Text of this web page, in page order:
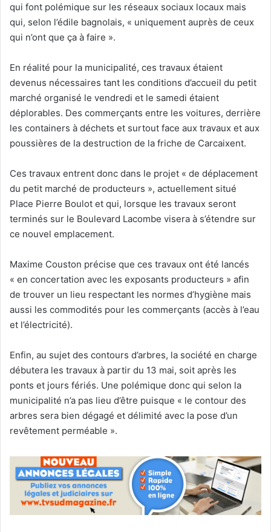
qui font polémique sur les réseaux sociaux locaux mais
qui, selon l’édile bagnolais, « uniquement auprès de ceux
qui n’ont que ça à faire ».
En réalité pour la municipalité, ces travaux étaient
devenus nécessaires tant les conditions d’accueil du petit
marché organisé le vendredi et le samedi étaient
déplorables. Des commerçants entre les voitures, derrière
les containers à déchets et surtout face aux travaux et aux
poussières de la destruction de la friche de Carcaixent.
Ces travaux entrent donc dans le projet « de déplacement
du petit marché de producteurs », actuellement situé
Place Pierre Boulot et qui, lorsque les travaux seront
terminés sur le Boulevard Lacombe visera à s’étendre sur
ce nouvel emplacement.
Maxime Couston précise que ces travaux ont été lancés
« en concertation avec les exposants producteurs » afin
de trouver un lieu respectant les normes d’hygiène mais
aussi les commodités pour les commerçants (accès à l’eau
et l’électricité).
Enfin, au sujet des contours d’arbres, la société en charge
débutera les travaux à partir du 13 mai, soit après les
ponts et jours fériés. Une polémique donc qui selon la
municipalité n’a pas lieu d’être puisque « le contour des
arbres sera bien dégagé et délimité avec la pose d’un
revêtement perméable ».